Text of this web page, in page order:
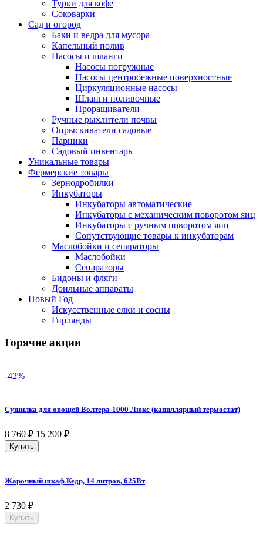
Турки для кофе
Соковарки
Сад и огород
Баки и ведра для мусора
Капельный полив
Насосы и шланги
Насосы погружные
Насосы центробежные поверхностные
Циркуляционные насосы
Шланги поливочные
Проращиватели
Ручные рыхлители почвы
Опрыскиватели садовые
Парники
Садовый инвентарь
Уникальные товары
Фермерские товары
Зернодробилки
Инкубаторы
Инкубаторы автоматические
Инкубаторы с механическим поворотом яиц
Инкубаторы с ручным поворотом яиц
Сопутствующие товары к инкубаторам
Маслобойки и сепараторы
Маслобойки
Сепараторы
Бидоны и фляги
Доильные аппараты
Новый Год
Искусственные елки и сосны
Гирлянды
Горячие акции
-42%
Сушилка для овощей Волтера-1000 Люкс (капиллярный термостат)
8 760 ₽ 15 200 ₽
Купить
Жарочный шкаф Кедр, 14 литров, 625Вт
2 730 ₽
Купить